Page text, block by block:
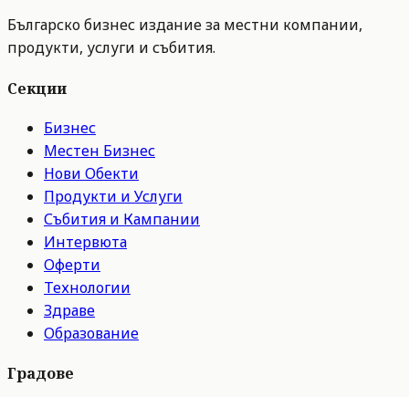
Българско бизнес издание за местни компании,
продукти, услуги и събития.
Секции
Бизнес
Местен Бизнес
Нови Обекти
Продукти и Услуги
Събития и Кампании
Интервюта
Оферти
Технологии
Здраве
Образование
Градове